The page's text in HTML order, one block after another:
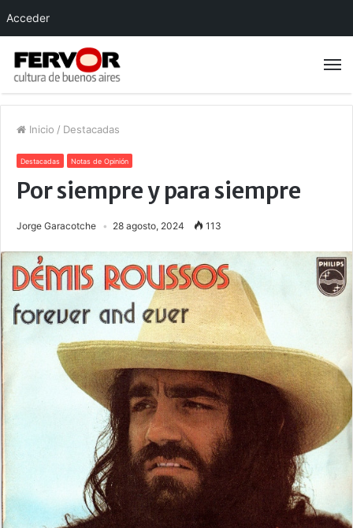
Inicio / Destacadas
Destacadas Notas de Opinión
Por siempre y para siempre
Jorge Garacotche 28 agosto, 2024 113
Acceder